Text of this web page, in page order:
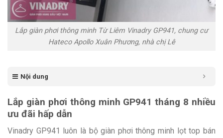
Lắp giàn phơi thông minh Từ Liêm Vinadry GP941, chung cư
Hateco Apollo Xuân Phương, nhà chị Lê
Nội dung
Lắp giàn phơi thông minh GP941 tháng 8 nhiều
ưu đãi hấp dẫn
Vinadry GP941 luôn là bộ giàn phơi thông minh lọt top bán